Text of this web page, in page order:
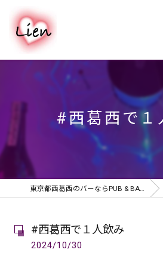
#西葛西で１
東京都西葛西のバーならPUB & BAR Lien
#西葛西で１人飲み
2024/10/30